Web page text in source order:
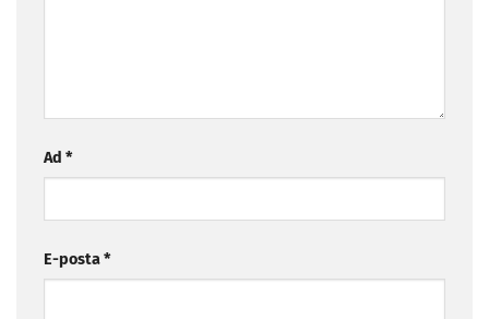
Ad *
E-posta*